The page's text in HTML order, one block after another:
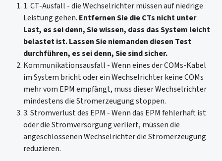
1. CT-Ausfall - die Wechselrichter müssen auf niedrige
Leistung gehen. Entfernen Sie die CTs nicht unter
Last, es sei denn, Sie wissen, dass das System leicht
belastet ist.Lassen Sie niemanden diesen Test
durchführen, es sei denn, Sie sind sicher.
Kommunikationsausfall - Wenn eines der COMs-Kabel
im System bricht oder ein Wechselrichter keine COMs
mehr vom EPM empfängt, muss dieser Wechselrichter
mindestens die Stromerzeugung stoppen.
3. Stromverlust des EPM - Wenn das EPM fehlerhaft ist
oder die Stromversorgung verliert, müssen die
angeschlossenen Wechselrichter die Stromerzeugung
reduzieren.